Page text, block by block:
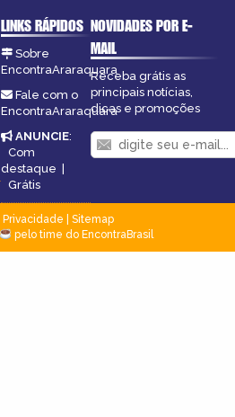
LINKS RÁPIDOS
Sobre
EncontraAraraquara
Fale com o
EncontraAraraquara
ANUNCIE:
Com
destaque |
Grátis
NOVIDADES POR E-
MAIL
Receba grátis as
principais notícias,
dicas e promoções
Privacidade
Sitemap
pelo time do EncontraBrasil